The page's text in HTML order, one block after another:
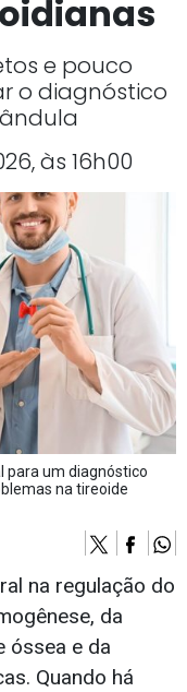
e pouco
o diagnóstico
às 16h00
para um diagnóstico
na tireoide
na regulação do
da
óssea e da
Quando há